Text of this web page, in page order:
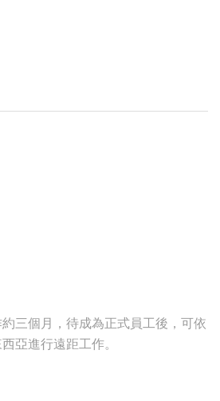
三個月，待成為正式員工後，可依
亞進行遠距工作。